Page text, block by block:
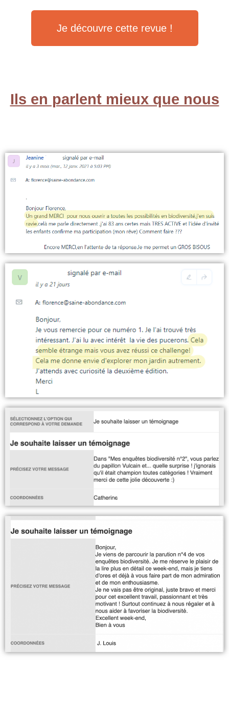
Je découvre cette revue !
Ils en parlent mieux que nous